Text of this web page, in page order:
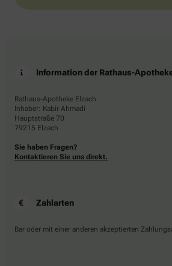
Information der Rathaus-
Rathaus-Apotheke Elzach
Inhaber: Kabir Ahmadi
Hauptstraße 70
79215 Elzach
Sie haben Fragen?
Kontaktieren Sie uns direkt.
Zahlarten
Bar oder mit einer anderen akzeptierten